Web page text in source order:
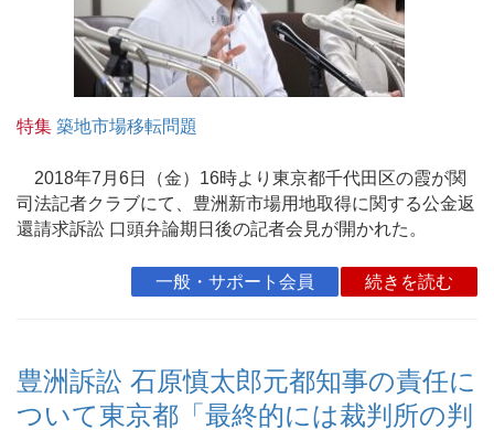
特集 築地市場移転問題
2018年7月6日（金）16時より東京都千代田区の霞が関
司法記者クラブにて、豊洲新市場用地取得に関する公金返
還請求訴訟 口頭弁論期日後の記者会見が開かれた。
一般・サポート会員 続きを読む
豊洲訴訟 石原慎太郎元都知事の責任に
ついて東京都「最終的には裁判所の判